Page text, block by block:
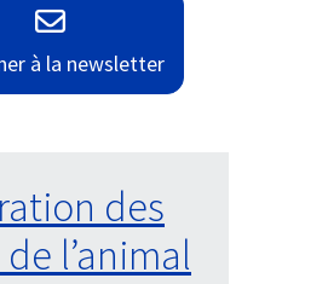
à la newsletter
des
l’animal